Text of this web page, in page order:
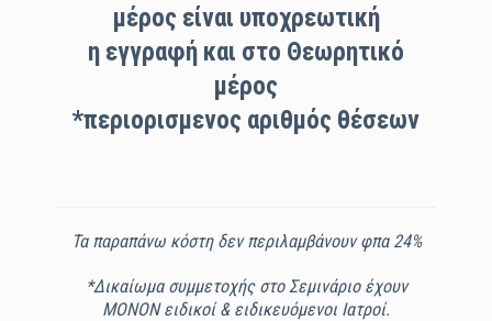
μέρος είναι υποχρεωτική
η εγγραφή και στο Θεωρητικό
μέρος
*περιορισμενος αριθμός θέσεων
Τα παραπάνω κόστη δεν περιλαμβάνουν φπα 24%
*Δικαίωμα συμμετοχής στο Σεμινάριο έχουν
ΜΟΝΟΝ ειδικοί & ειδικευόμενοι Ιατροί.